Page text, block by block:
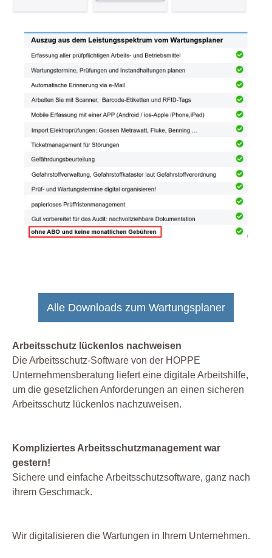
Alle Downloads zum Wartungsplaner
Arbeitsschutz lückenlos nachweisen
Die Arbeitsschutz-Software von der HOPPE
Unternehmensberatung liefert eine digitale Arbeitshilfe,
um die gesetzlichen Anforderungen an einen sicheren
Arbeitsschutz lückenlos nachzuweisen.
Kompliziertes Arbeitsschutzmanagement war
gestern!
Sichere und einfache Arbeitsschutzsoftware, ganz nach
ihrem Geschmack.
Wir digitalisieren die Wartungen in Ihrem Unternehmen.